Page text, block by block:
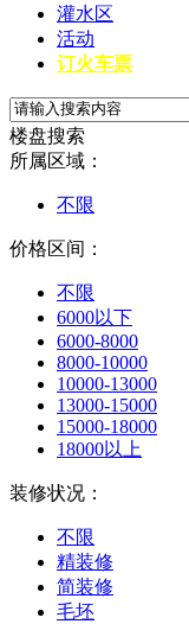
灌水区
活动
订火车票
楼盘搜索
所属区域：
不限
价格区间：
不限
6000以下
6000-8000
8000-10000
10000-13000
13000-15000
15000-18000
18000以上
装修状况：
不限
精装修
简装修
毛坯